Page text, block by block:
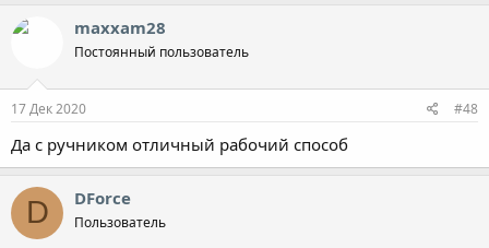
maxxam28
Постоянный пользователь
17 Дек 2020 #48
Да с ручником отличный рабочий способ
D DForce
Пользователь